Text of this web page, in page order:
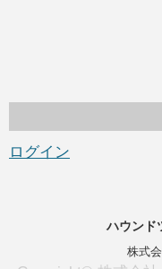
ログイン
ハウンド
株式